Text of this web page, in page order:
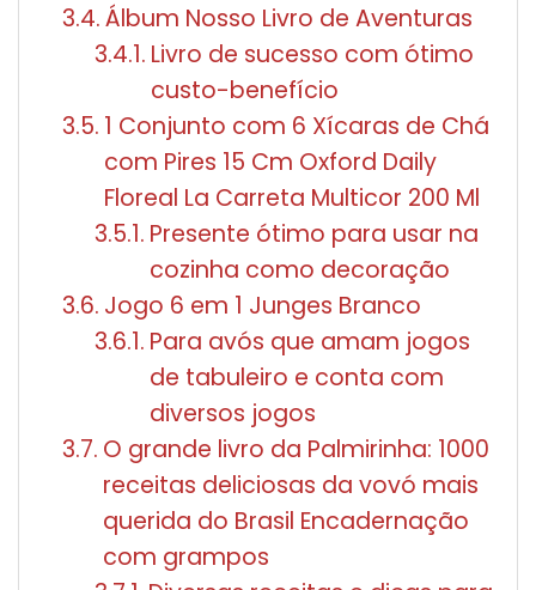
Álbum Nosso Livro de Aventuras
Livro de sucesso com ótimo
custo-benefício
1 Conjunto com 6 Xícaras de Chá
com Pires 15 Cm Oxford Daily
Floreal La Carreta Multicor 200 Ml
Presente ótimo para usar na
cozinha como decoração
Jogo 6 em 1 Junges Branco
Para avós que amam jogos
de tabuleiro e conta com
diversos jogos
O grande livro da Palmirinha: 1000
receitas deliciosas da vovó mais
querida do Brasil Encadernação
com grampos